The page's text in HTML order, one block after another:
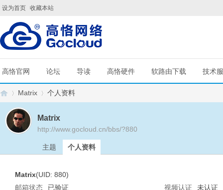
设为首页 收藏本站
高恪官网 论坛 导读 高恪硬件 软路由下载 技术
Matrix 个人资料
Matrix
http://www.gocloud.cn/bbs/?880
主题 个人资料
Matrix(UID: 880)
邮箱状态
已验证 视频认证 未认证